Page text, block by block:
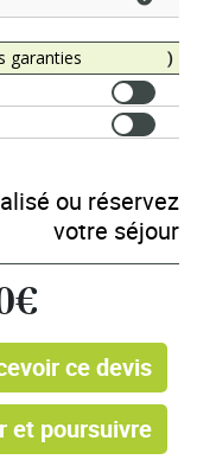
garanties
)
ou réservez
votre séjour
ce devis
Valider et poursuivre